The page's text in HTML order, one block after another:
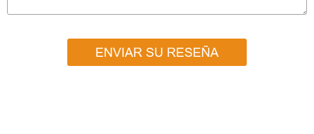
ENVIAR SU RESEÑA